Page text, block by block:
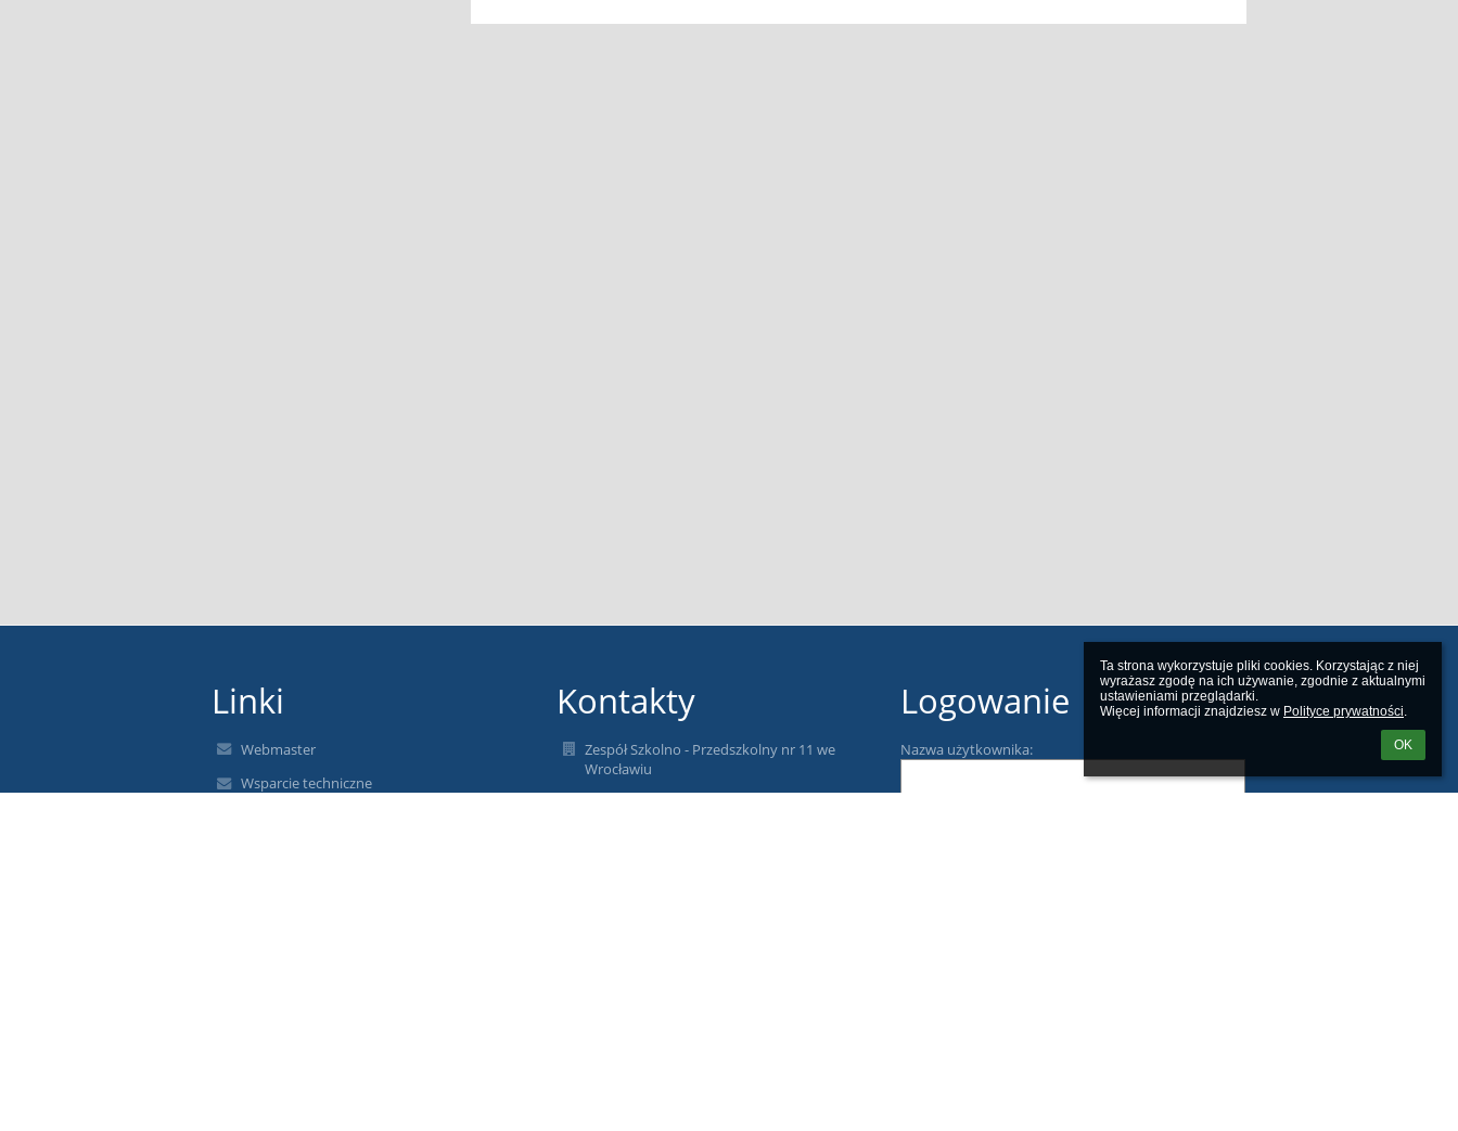
Ta strona wykorzystuje pliki cookies. Korzystając z niej
wyrażasz zgodę na ich używanie, zgodnie z aktualnymi
ustawieniami przeglądarki.
Więcej informacji znajdziesz w Polityce prywatności.
OK
Linki
Webmaster
Wsparcie techniczne
Kontakty
Zespół Szkolno - Przedszkolny nr 11 we
Wrocławiu
Logowanie
Nazwa użytkownika: